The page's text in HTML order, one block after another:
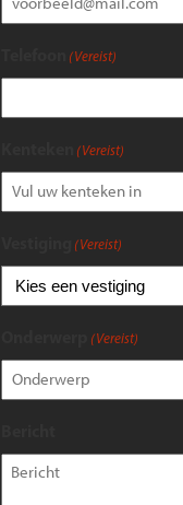
(Vereist)
(Vereist)
(Vereist)
(Vereist)